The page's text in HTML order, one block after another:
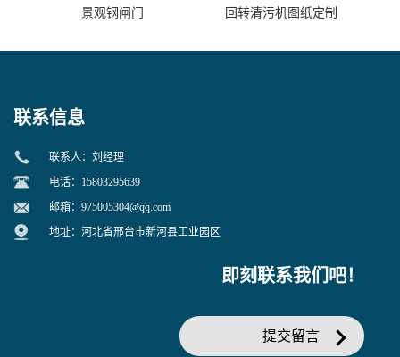
景观钢闸门 回转清污机图纸定制
联系信息
联系人：刘经理
电话：15803295639
邮箱： 975005304@qq.com
地址：河北省邢台市新河县工业园区
即刻联系我们吧！
提交留言